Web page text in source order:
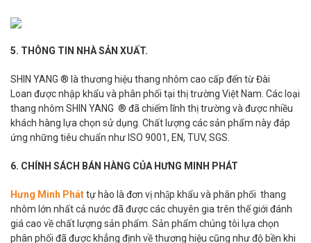
5. THÔNG TIN NHÀ SẢN XUẤT.
SHIN YANG ® là thương hiệu thang nhôm cao cấp đến từ Đài
Loan được nhập khẩu và phân phối tại thị trường Việt Nam. Các loại
thang nhôm SHIN YANG ® đã chiếm lĩnh thị trường và được nhiều
khách hàng lựa chọn sử dụng. Chất lượng các sản phẩm này đáp
ứng những tiêu chuẩn như ISO 9001, EN, TUV, SGS.
6. CHÍNH SÁCH BÁN HÀNG CỦA HƯNG MINH PHÁT
Hưng Minh Pháttự hào là đơn vị nhập khẩu và phân phối thang
nhôm lớn nhất cả nước đã được các chuyên gia trên thế giới đánh
giá cao về chất lượng sản phẩm. Sản phẩm chúng tôi lựa chọn
phân phối đã được khẳng định về thương hiệu cũng như độ bền khi